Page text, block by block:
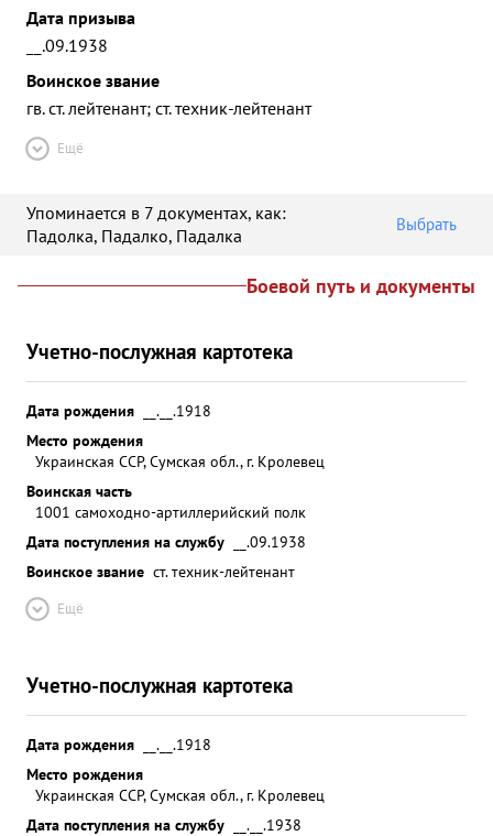
Дата призыва
__.09.1938
Воинское звание
гв. ст. лейтенант; ст. техник-лейтенант
Ещё
Упоминается в 7 документах, как:
Падолка, Падалко, Падалка
Выбрать
Боевой путь и документы
Учетно-послужная картотека
Дата рождения
__.__.1918
Место рождения
Украинская ССР, Сумская обл., г. Кролевец
Воинская часть
1001 самоходно-артиллерийский полк
Дата поступления на службу
__.09.1938
Воинское звание ст. техник-лейтенант
Ещё
Учетно-послужная картотека
Дата рождения
__.__.1918
Место рождения
Украинская ССР, Сумская обл., г. Кролевец
Дата поступления на службу
__.__.1938